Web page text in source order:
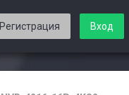
Регистрация Вход